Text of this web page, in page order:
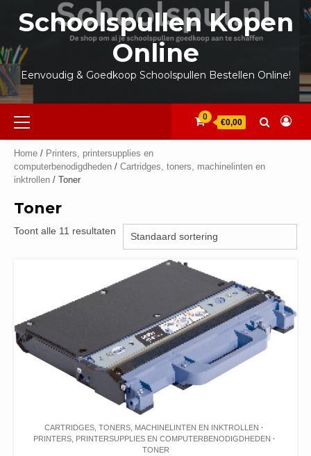
inhoud
Schoolspullen Kopen
Online
Eenvoudig & Goedkoop Schoolspullen Bestellen Online!
Primair
menu
0
€0,00
Home / Printers, printersupplies en
computerbenodigdheden / Cartridges, toners, machinelinten en
inktrollen / Toner
Toner
Toont alle 11 resultaten
CARTRIDGES, TONERS, MACHINELINTEN EN INKTROLLEN
PRINTERS, PRINTERSUPPLIES EN COMPUTERBENODIGDHEDEN
TONER